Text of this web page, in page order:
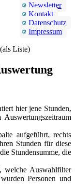
Newsletter
Kontakt
Datenschutz
Impressum
Liste)
hier jene Stunden,
aufgeführt, rechts
Stunden für diese
Stundensumme, die
Auswahlfilter
Personen und